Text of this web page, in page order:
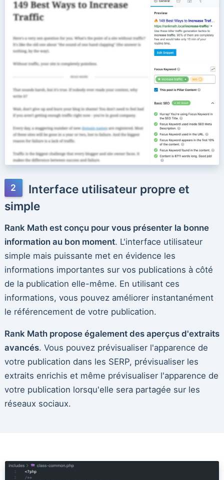
Interface utilisateur propre et
simple
Rank Math est conçu pour vous présenter la bonne
information au bon moment. L'interface utilisateur
simple mais puissante met en évidence les
informations importantes sur vos publications à côté
de la publication elle-même. En utilisant ces
informations, vous pouvez améliorer instantanément
le référencement de votre publication.
Rank Math propose également des aperçus d'extraits
avancés. Vous pouvez prévisualiser l'apparence de
votre publication dans les SERP, prévisualiser les
extraits enrichis et même prévisualiser l'apparence de
votre publication lorsqu'elle sera partagée sur les
réseaux sociaux.